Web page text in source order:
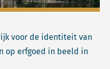
voor de identiteit van
op erfgoed in beeld in